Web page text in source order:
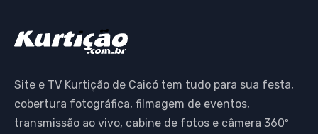
Site e TV Kurtição de Caicó tem tudo para sua festa,
cobertura fotográfica, filmagem de eventos,
transmissão ao vivo, cabine de fotos e câmera 360º